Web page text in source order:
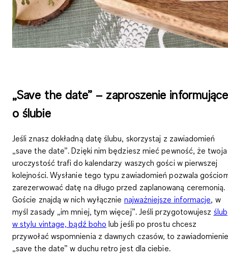
„Save the date” – zaproszenie informujące
o ślubie
Jeśli znasz dokładną datę ślubu, skorzystaj z zawiadomień
„save the date”. Dzięki nim będziesz mieć pewność, że twoja
uroczystość trafi do kalendarzy waszych gości w pierwszej
kolejności. Wysłanie tego typu zawiadomień pozwala
zarezerwować datę na długo przed zaplanowaną ceremonią.
Goście znajdą w nich wyłącznie najważniejsze informacje, w
myśl zasady „im mniej, tym więcej”. Jeśli przygotowujesz ślub
w stylu vintage, bądź boho lub jeśli po prostu chcesz
przywołać wspomnienia z dawnych czasów, to
„save the date” w duchu retro jest dla ciebie.